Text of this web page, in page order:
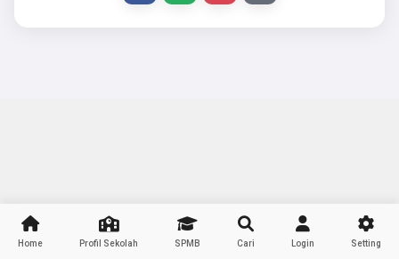
Home Profil Sekolah SPMB Cari Login Setting